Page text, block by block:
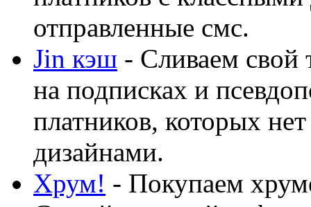
отправленные смс.
Jin кэш - Сливаем свой
на подписках и
платников, которых
дизайнами.
Хрум! - Покупаем